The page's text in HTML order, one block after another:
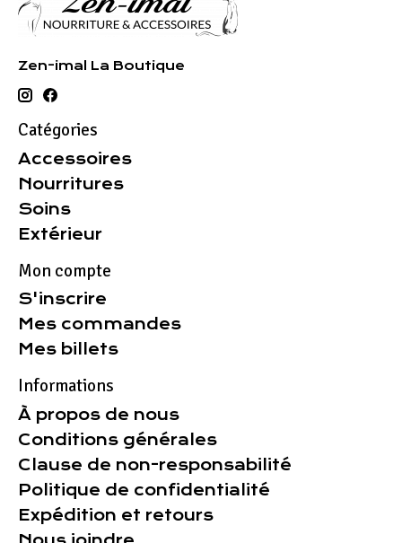
Zen-imal La Boutique
Catégories
Accessoires
Nourritures
Soins
Extérieur
Mon compte
S'inscrire
Mes commandes
Mes billets
Informations
À propos de nous
Conditions générales
Clause de non-responsabilité
Politique de confidentialité
Expédition et retours